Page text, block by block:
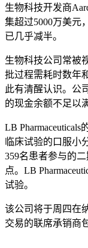
生物科技开发商
集超过5000万美元
已几乎减半。
生物科技公司常被
批过程需耗时数年
此有清醒认识。公
的现金余额不足以
LB
临床试验的口服小
359名患者参与的
点。LB
试验。
该公司将于周四在
交易的联席承销商包